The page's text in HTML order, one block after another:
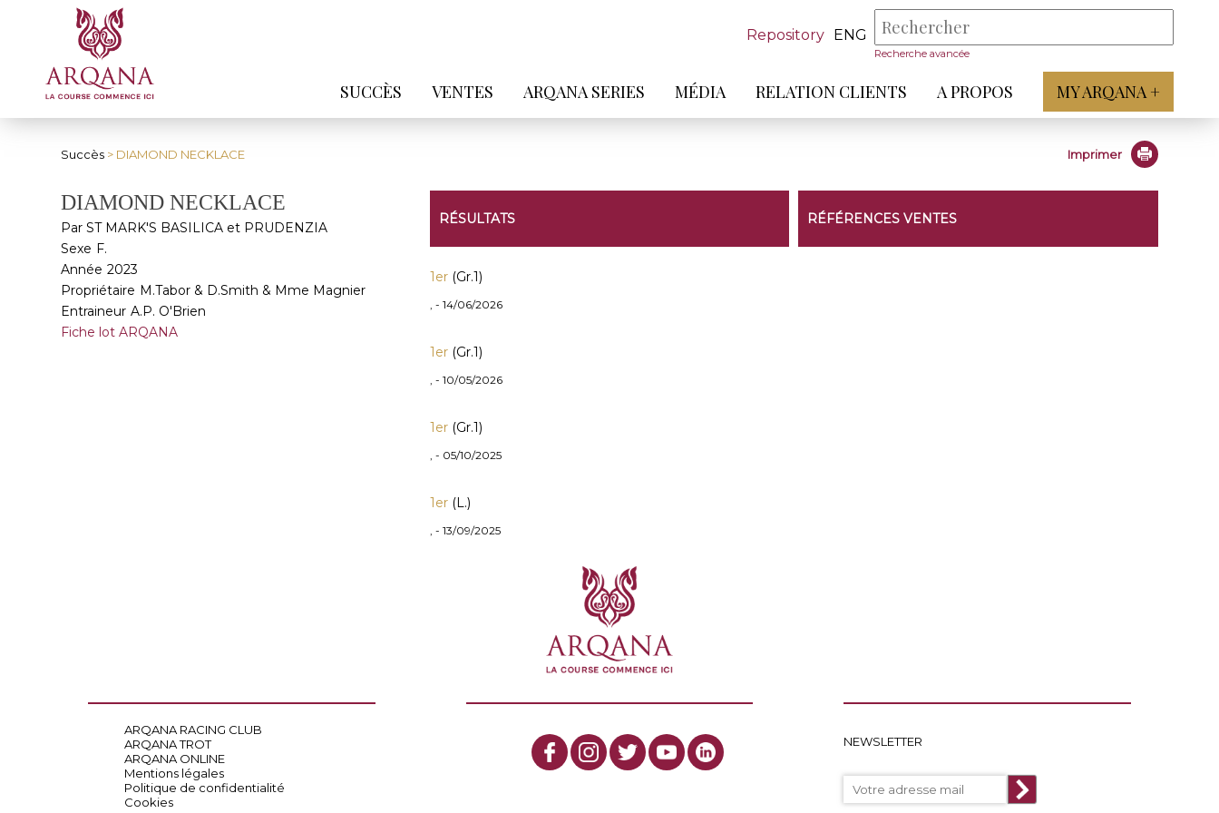
Repository ENG
Recherche avancée
SUCCÈS VENTES ARQANA SERIES MÉDIA RELATION CLIENTS A PROPOS MY ARQANA +
Succès > DIAMOND NECKLACE Imprimer
DIAMOND NECKLACE
Par ST MARK'S BASILICA et PRUDENZIA
Sexe F.
Année 2023
Propriétaire M.Tabor & D.Smith & Mme Magnier
Entraineur A.P. O'Brien
Fiche lot ARQANA
RÉSULTATS
1er(Gr.1)
, - 14/06/2026
1er(Gr.1)
, - 10/05/2026
1er(Gr.1)
, - 05/10/2025
1er(L.)
, - 13/09/2025
RÉFÉRENCES VENTES
ARQANA RACING CLUB
ARQANA TROT
ARQANA ONLINE
Mentions légales
Politique de confidentialité
Cookies
NEWSLETTER